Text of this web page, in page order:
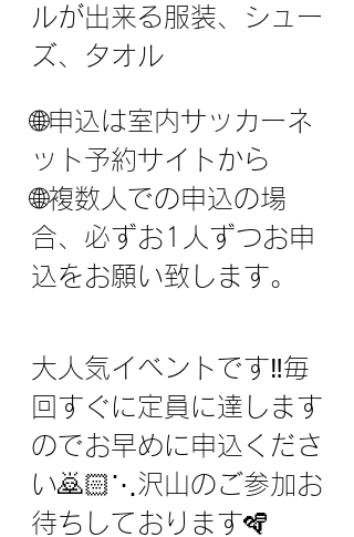
ルが出来る服装、シュー
ズ、タオル
⁣⁣🌐申込は室内サッカーネ
ット予約サイトから
⁣🌐複数人での申込の場
合、必ずお1人ずつお申
込をお願い致します。⁣⁣⁣
大人気イベントです‼️⁣毎
回すぐに定員に達します
ので⁣お早めに申込くださ
い🙇🏻⋱⁣⁣沢山のご参加お
待ちしております🪇